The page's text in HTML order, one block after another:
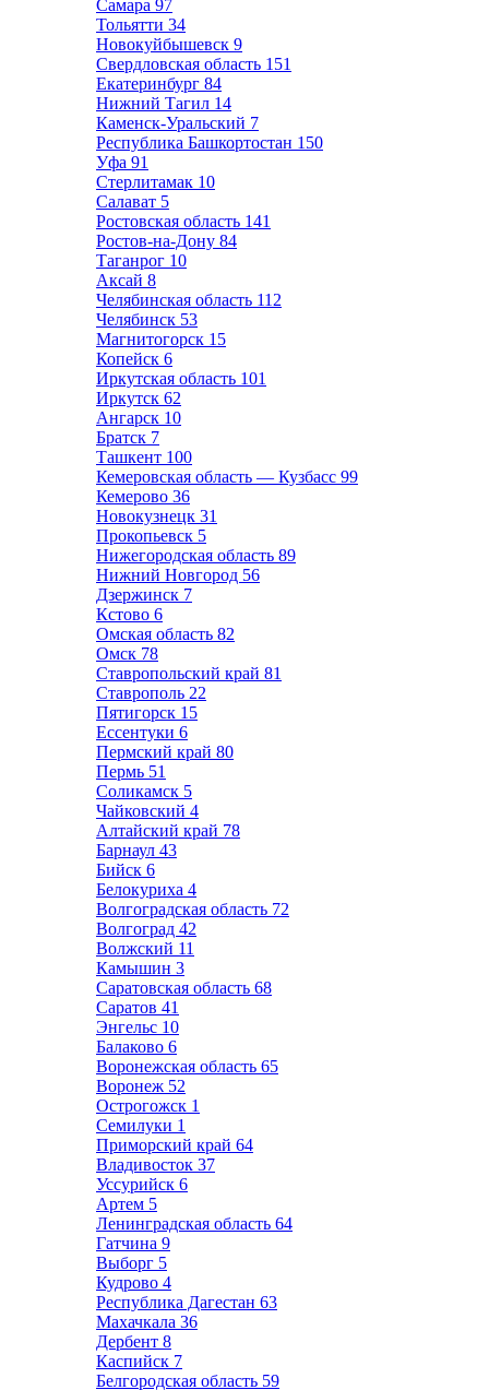
Самара 97
Тольятти 34
Новокуйбышевск 9
Свердловская область 151
Екатеринбург 84
Нижний Тагил 14
Каменск-Уральский 7
Республика Башкортостан 150
Уфа 91
Стерлитамак 10
Салават 5
Ростовская область 141
Ростов-на-Дону 84
Таганрог 10
Аксай 8
Челябинская область 112
Челябинск 53
Магнитогорск 15
Копейск 6
Иркутская область 101
Иркутск 62
Ангарск 10
Братск 7
Ташкент 100
Кемеровская область — Кузбасс 99
Кемерово 36
Новокузнецк 31
Прокопьевск 5
Нижегородская область 89
Нижний Новгород 56
Дзержинск 7
Кстово 6
Омская область 82
Омск 78
Ставропольский край 81
Ставрополь 22
Пятигорск 15
Ессентуки 6
Пермский край 80
Пермь 51
Соликамск 5
Чайковский 4
Алтайский край 78
Барнаул 43
Бийск 6
Белокуриха 4
Волгоградская область 72
Волгоград 42
Волжский 11
Камышин 3
Саратовская область 68
Саратов 41
Энгельс 10
Балаково 6
Воронежская область 65
Воронеж 52
Острогожск 1
Семилуки 1
Приморский край 64
Владивосток 37
Уссурийск 6
Артем 5
Ленинградская область 64
Гатчина 9
Выборг 5
Кудрово 4
Республика Дагестан 63
Махачкала 36
Дербент 8
Каспийск 7
Белгородская область 59